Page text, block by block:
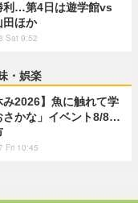
利…第4日は遊学館vs
田ほか
Sat 9:52
・娯楽
み2026】魚に触れて学
さかな」イベント8/8…
Fri 10:45